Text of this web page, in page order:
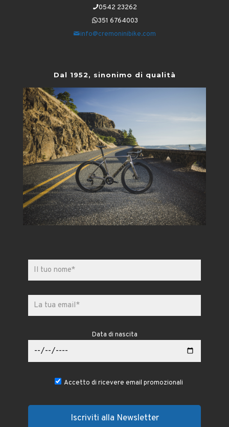
0542 23262
351 6764003
info@cremoninibike.com
Dal 1952, sinonimo di qualità
Data di nascita
Accetto di ricevere email promozionali